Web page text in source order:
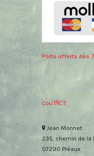
Ports offerts dès
CONTACT
Jean Monnet
235, chemin de la
07290 Préaux